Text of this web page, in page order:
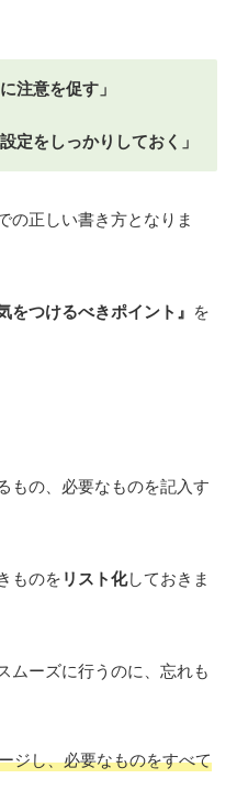
注意を促す」
定をしっかりしておく」
の正しい書き方となりま
をつけるべきポイント』 を
もの、必要なものを記入す
ものを リスト化しておきま
ムーズに行うのに、忘れも
ジし、必要なものをすべて